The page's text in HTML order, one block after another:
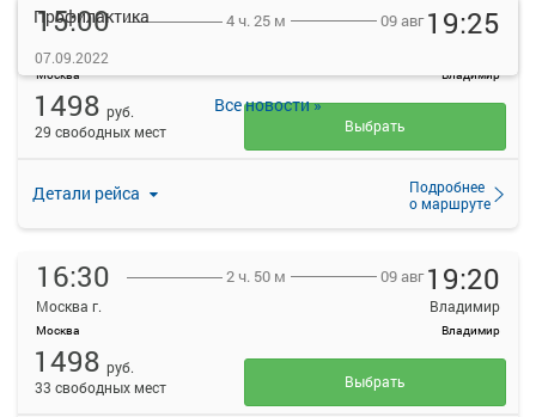
15:00
Москва г.
Москва
4 ч. 25 м 09 авг 19:25
Владимир
Детали рейса
Подробнее
о маршруте
1498 руб.
29 свободных мест
Выбрать
16:30
Москва г.
Москва
2 ч. 50 м 09 авг 19:20
Владимир
Владимир
1498 руб.
33 свободных мест
Выбрать
Профилактика
07.09.2022
Все новости »